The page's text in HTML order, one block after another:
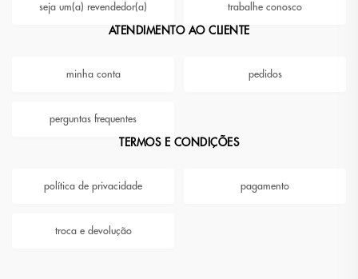
seja um(a) revendedor(a) trabalhe conosco
ATENDIMENTO AO CLIENTE
minha conta pedidos
perguntas frequentes
TERMOS E CONDIÇÕES
política de privacidade pagamento
troca e devolução